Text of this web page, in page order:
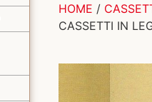
HOME /
CASSETTI IN